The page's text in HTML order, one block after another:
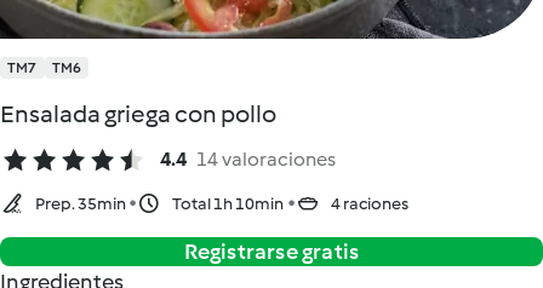
TM7 TM6
Ensalada griega con pollo
4.4 14 valoraciones
Prep. 35min Total 1h 10min 4 raciones
Registrarse gratis
Ingredientes